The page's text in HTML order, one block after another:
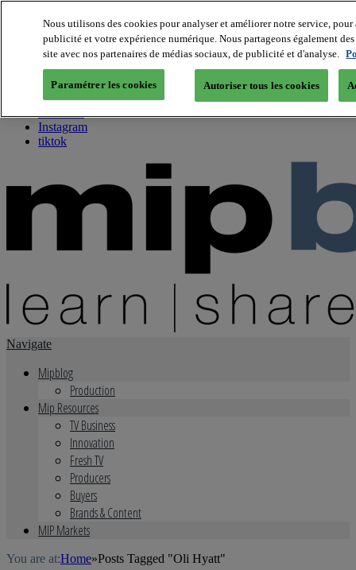
About us
Twitter
Facebook
Youtube
Instagram
tiktok
Navigate
Mipblog
Production
Mip Resources
TV Business
Innovation
Fresh TV
Producers
Buyers
Brands & Content
MIP Markets
You are at:Home»Posts Tagged "Oli Hyatt"
Nous utilisons des cookies pour analyser et améliorer notre service,
publicité et votre expérience numérique. Nous partageons également
site avec nos partenaires de médias sociaux, de publicité et d'analyse.
Paramétrer les cookies Autoriser tous les cookies